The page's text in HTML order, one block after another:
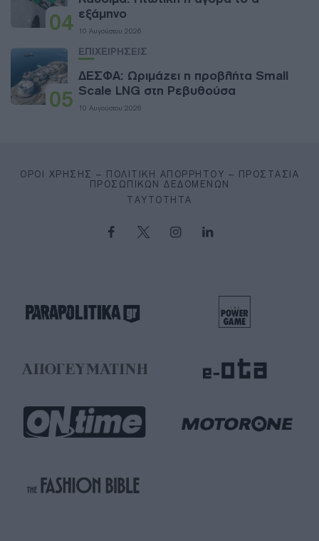
04 εξάμηνο
10 Αυγούστου 2026
05
ΕΠΙΧΕΙΡΗΣΕΙΣ
ΔΕΣΦΑ: Ωριμάζει η προβλήτα Small
Scale LNG στη Ρεβυθούσα
10 Αυγούστου 2026
ΌΡΟΙ ΧΡΉΣΗΣ – ΠΟΛΙΤΙΚΉ ΑΠΟΡΡΉΤΟΥ – ΠΡΟΣΤΑΣΊΑ
ΠΡΟΣΩΠΙΚΏΝ ΔΕΔΟΜΈΝΩΝ
ΤΑΥΤΌΤΗΤΑ